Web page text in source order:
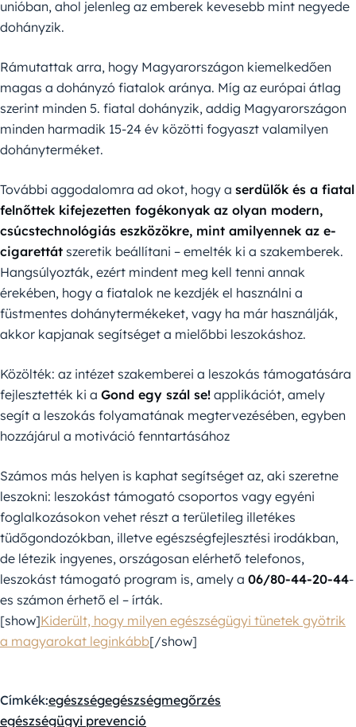
unióban, ahol jelenleg az emberek kevesebb mint negyede
dohányzik.
Rámutattak arra, hogy Magyarországon kiemelkedően
magas a dohányzó fiatalok aránya. Míg az európai átlag
szerint minden 5. fiatal dohányzik, addig Magyarországon
minden harmadik 15-24 év közötti fogyaszt valamilyen
dohányterméket.
További aggodalomra ad okot, hogy a serdülők és a fiatal
felnőttek kifejezetten fogékonyak az olyan modern,
csúcstechnológiás eszközökre, mint amilyennek az e-
cigarettát szeretik beállítani – emelték ki a szakemberek.
Hangsúlyozták, ezért mindent meg kell tenni annak
érekében, hogy a fiatalok ne kezdjék el használni a
füstmentes dohánytermékeket, vagy ha már használják,
akkor kapjanak segítséget a mielőbbi leszokáshoz.
Közölték: az intézet szakemberei a leszokás támogatására
fejlesztették ki a Gond egy szál se! applikációt, amely
segít a leszokás folyamatának megtervezésében, egyben
hozzájárul a motiváció fenntartásához
Számos más helyen is kaphat segítséget az, aki szeretne
leszokni: leszokást támogató csoportos vagy egyéni
foglalkozásokon vehet részt a területileg illetékes
tüdőgondozókban, illetve egészségfejlesztési irodákban,
de létezik ingyenes, országosan elérhető telefonos,
leszokást támogató program is, amely a 06/80-44-20-44-
es számon érhető el – írták.
[show]Kiderült, hogy milyen egészségügyi tünetek gyötrik
a magyarokat leginkább[/show]
Címkék:egészségegészségmegőrzés
egészségügyi prevenció